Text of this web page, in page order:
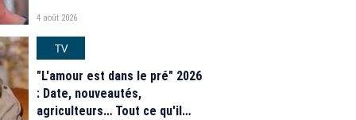
4 août 2026
TV
"L'amour est dans le pré" 2026
: Date, nouveautés,
agriculteurs… Tout ce qu'il